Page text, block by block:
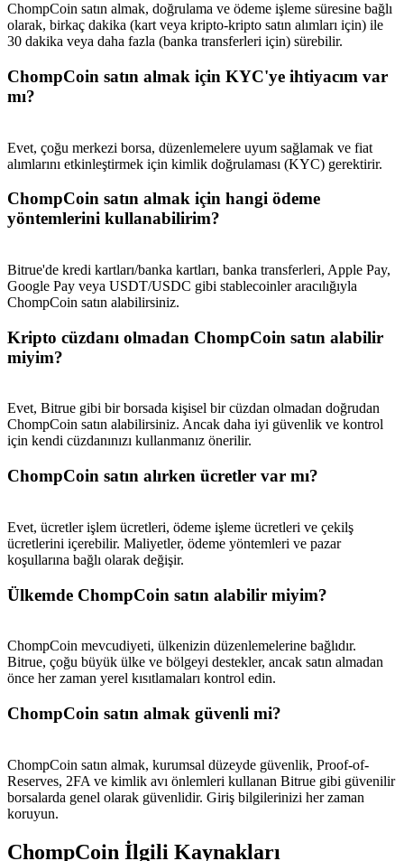
BTC Welcome Rewards
Share 500000 CASHCAT prize pool
Register & Trade to Win 500,000 USDT
Precious Metals Trading Carnival
BTC New User Exclusive: 6.5% APR
BTC Flexible Staking | Daily Rewards
Daha Fazla Etkinlik
Ödüller ve özel hediyeler kazanın
Ödül Merkezi
ChompCoin satın almak, doğrulama ve ödeme işleme süresine bağlı
olarak, birkaç dakika (kart veya kripto-kripto satın alımları için) ile
30 dakika veya daha fazla (banka transferleri için) sürebilir.
ChompCoin satın almak için KYC'ye ihtiyacım var
mı?
Evet, çoğu merkezi borsa, düzenlemelere uyum sağlamak ve fiat
alımlarını etkinleştirmek için kimlik doğrulaması (KYC) gerektirir.
ChompCoin satın almak için hangi ödeme
yöntemlerini kullanabilirim?
Bitrue'de kredi kartları/banka kartları, banka transferleri, Apple Pay,
Google Pay veya USDT/USDC gibi stablecoinler aracılığıyla
ChompCoin satın alabilirsiniz.
Kripto cüzdanı olmadan ChompCoin satın alabilir
miyim?
Evet, Bitrue gibi bir borsada kişisel bir cüzdan olmadan doğrudan
ChompCoin satın alabilirsiniz. Ancak daha iyi güvenlik ve kontrol
için kendi cüzdanınızı kullanmanız önerilir.
ChompCoin satın alırken ücretler var mı?
Evet, ücretler işlem ücretleri, ödeme işleme ücretleri ve çekilş
ücretlerini içerebilir. Maliyetler, ödeme yöntemleri ve pazar
koşullarına bağlı olarak değişir.
Ülkemde ChompCoin satın alabilir miyim?
ChompCoin mevcudiyeti, ülkenizin düzenlemelerine bağlıdır.
Bitrue, çoğu büyük ülke ve bölgeyi destekler, ancak satın almadan
önce her zaman yerel kısıtlamaları kontrol edin.
ChompCoin satın almak güvenli mi?
ChompCoin satın almak, kurumsal düzeyde güvenlik, Proof-of-
Reserves, 2FA ve kimlik avı önlemleri kullanan Bitrue gibi güvenilir
borsalarda genel olarak güvenlidir. Giriş bilgilerinizi her zaman
koruyun.
ChompCoin İlgili Kaynakları